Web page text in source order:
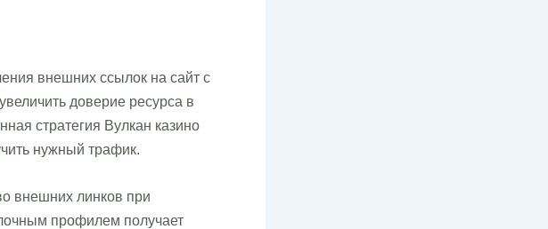
внешних ссылок на сайт с
доверие ресурса в
стратегия Вулкан казино
нужный трафик.
внешних линков при
профилем получает